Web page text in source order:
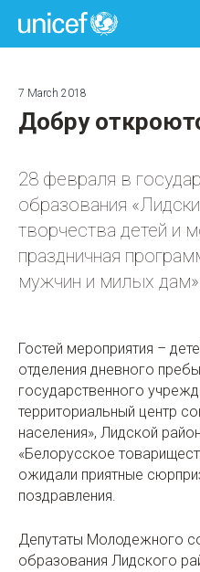
UNICEF
7 March 2018
Добру
28 февраля в
образования
творчества детей и
праздничная
мужчин и милых
Гостей мероприятия –
отделения дневного
государственного
территориальный центр
населения», Лидской
«Белорусское
ожидали приятные
поздравления.
Депутаты Молодежного
образования Лидского